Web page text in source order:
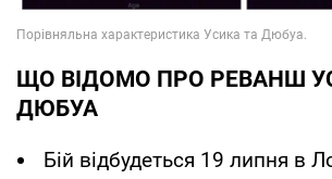
ЩО ВІДОМО ПРО РЕВАНШ
ДЮБУА
Бій відбудеться 19 липня в